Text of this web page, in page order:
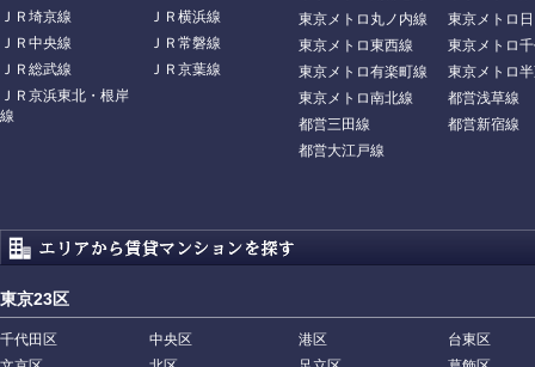
ＪＲ埼京線
ＪＲ横浜線
ＪＲ中央線
ＪＲ常磐線
ＪＲ総武線
ＪＲ京葉線
ＪＲ京浜東北・根岸
線
東京メトロ丸ノ内線
東京メトロ
東京メトロ東西線
東京メトロ
東京メトロ有楽町線
東京メトロ
東京メトロ南北線
都営浅草線
都営三田線
都営新宿線
都営大江戸線
東京23区
千代田区 中央区 港区
台東区